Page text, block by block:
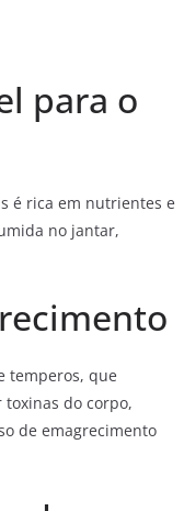
para o
é rica em nutrientes e
no jantar,
temperos, que
do corpo,
de emagrecimento